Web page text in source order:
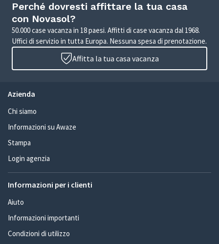
Perché dovresti affittare la tua casa
con Novasol?
50.000 case vacanza in 18 paesi. Affitti di case vacanza dal 1968.
Uffici di servizio in tutta Europa. Nessuna spesa di prenotazione.
Affitta la tua casa vacanza
Azienda
Chi siamo
Informazioni su Awaze
Stampa
Login agenzia
Informazioni per i clienti
Aiuto
Informazioni importanti
Condizioni di utilizzo